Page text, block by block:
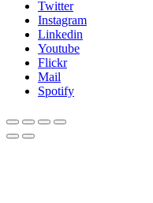
Twitter
Instagram
Linkedin
Youtube
Flickr
Mail
Spotify